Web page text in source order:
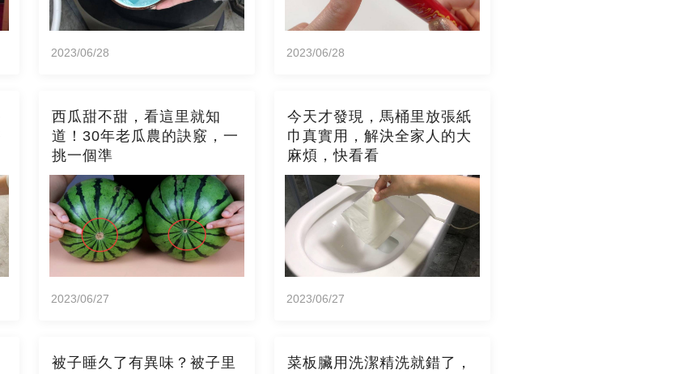
2023/06/28 2023/06/28
西瓜甜不甜，看這里就知
道！30年老瓜農的訣竅，一
挑一個準
2023/06/27
今天才發現，馬桶里放張紙
巾真實用，解決全家人的大
麻煩，快看看
2023/06/27
被子睡久了有異味？被子里
菜板臟用洗潔精洗就錯了，